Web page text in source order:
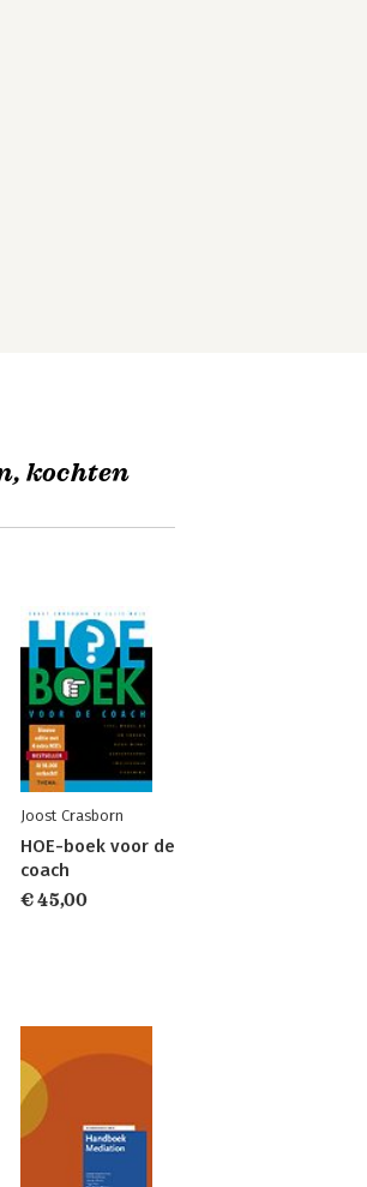
kochten
Joost Crasborn
HOE-boek voor de
coach
€ 45,00